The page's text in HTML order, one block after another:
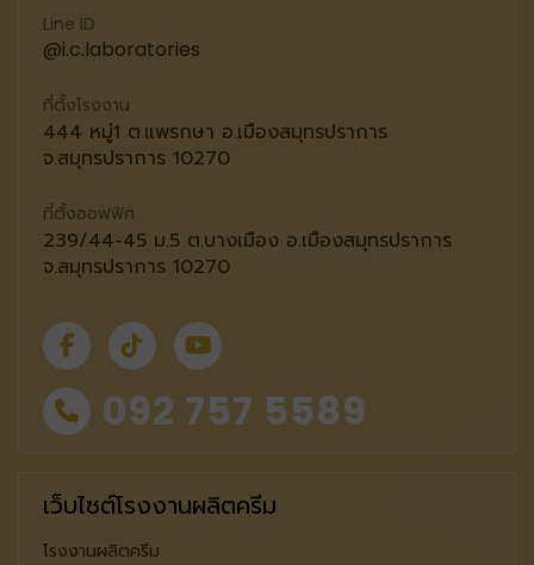
Line ID
@i.c.laboratories
ที่ตั้งโรงงาน
444 หมู่1 ต.แพรกษา อ.เมืองสมุทรปราการ
จ.สมุทรปราการ 10270
ที่ตั้งออฟฟิศ
239/44-45 ม.5 ต.บางเมือง อ.เมืองสมุทรปราการ
จ.สมุทรปราการ 10270
092 757 5589
เว็บไซต์โรงงานผลิตครีม
โรงงานผลิตครีม